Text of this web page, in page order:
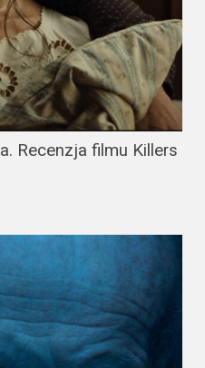
Recenzja filmu Killers